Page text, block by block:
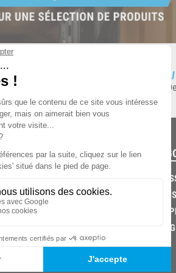
DE STOCKAGE
produits en stock
PARTS- SITE CRÉÉ PARLET'S CLIC